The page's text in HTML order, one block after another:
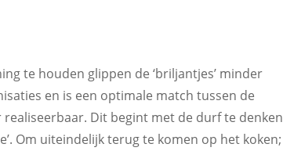
te houden glippen de ‘briljantjes’ minder
en is een optimale match tussen de
Dit begint met de durf te denken
Om uiteindelijk terug te komen op het koken;